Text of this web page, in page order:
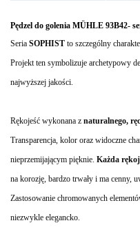
Pędzel do golenia MÜHLE 93B42-
Seria SOPHIST to szczególny
Projekt ten symbolizuje archetypowy
najwyższej jakości.
Rękojeść wykonana z naturalnego,
Transparencja, kolor oraz widoczne
nieprzemijającym pięknie. Każda
na korozję, bardzo trwały i ma cenny,
Zastosowanie chromowanych
niezwykle elegancko.